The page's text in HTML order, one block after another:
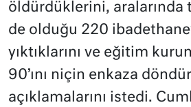
öldürdüklerini, aralarında
de olduğu 220
yıktıklarını ve eğitim
90’ını niçin enkaza
açıklamalarını istedi.